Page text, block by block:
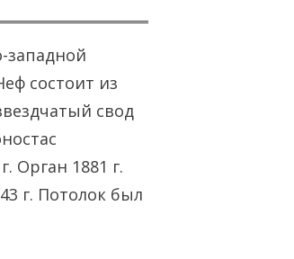
западной
состоит из
свод
Орган 1881 г.
г. Потолок был